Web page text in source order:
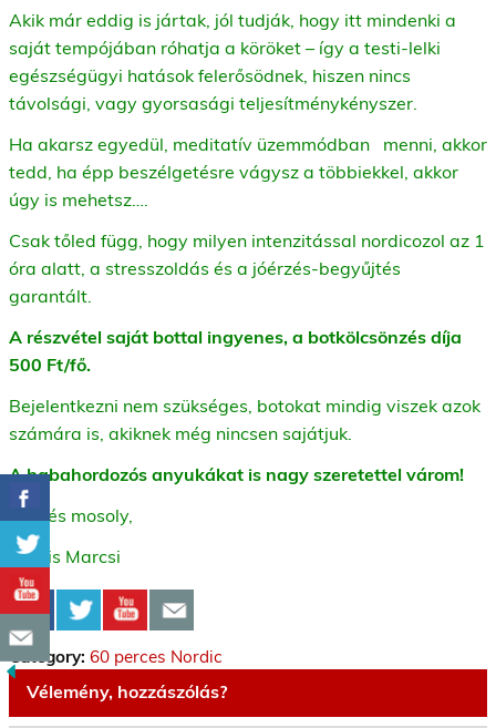
Akik már eddig is jártak, jól tudják, hogy itt mindenki a
saját tempójában róhatja a köröket – így a testi-lelki
egészségügyi hatások felerősödnek, hiszen nincs
távolsági, vagy gyorsasági teljesítménykényszer.
Ha akarsz egyedül, meditatív üzemmódban menni, akkor
tedd, ha épp beszélgetésre vágysz a többiekkel, akkor
úgy is mehetsz….
Csak tőled függ, hogy milyen intenzitással nordicozol az 1
óra alatt, a stresszoldás és a jóérzés-begyűjtés
garantált.
A részvétel saját bottal ingyenes, a botkölcsönzés díja
500 Ft/fő.
Bejelentkezni nem szükséges, botokat mindig viszek azok
számára is, akiknek még nincsen sajátjuk.
A babahordozós anyukákat is nagy szeretettel várom!
Üdv és mosoly,
Kocsis Marcsi
Category: 60 perces Nordic
Vélemény, hozzászólás?